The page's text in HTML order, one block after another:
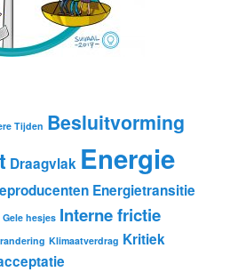
Tijden Besluitvorming
Draagvlak Energie
Energietransitie
Gele hesjes Interne frictie
Klimaatverdrag Kritiek